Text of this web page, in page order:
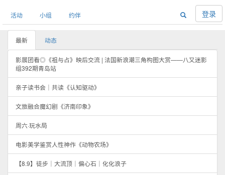
活动 小组 约伴 登录
最新 动态
影展团看◎《祖与占》映后交流 | 法国新浪潮三角构图大赏——八又迷影
组392期青岛站
亲子读书会｜共读《认知驱动》
文旅融合魔幻剧《济南印象》
周六·玩水局
电影美学鉴赏人性神作《动物农场》
【8.9】徒步｜大流顶｜偏心石｜化化浪子